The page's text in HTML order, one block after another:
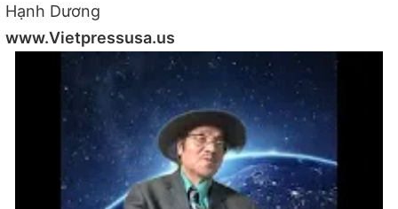
Hạnh Dương
www.Vietpressusa.us